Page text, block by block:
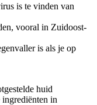
is te vinden van
vooral in Zuidoost-
is als je op
huid
ingrediënten in